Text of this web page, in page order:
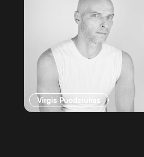
Virgis Puodziunas